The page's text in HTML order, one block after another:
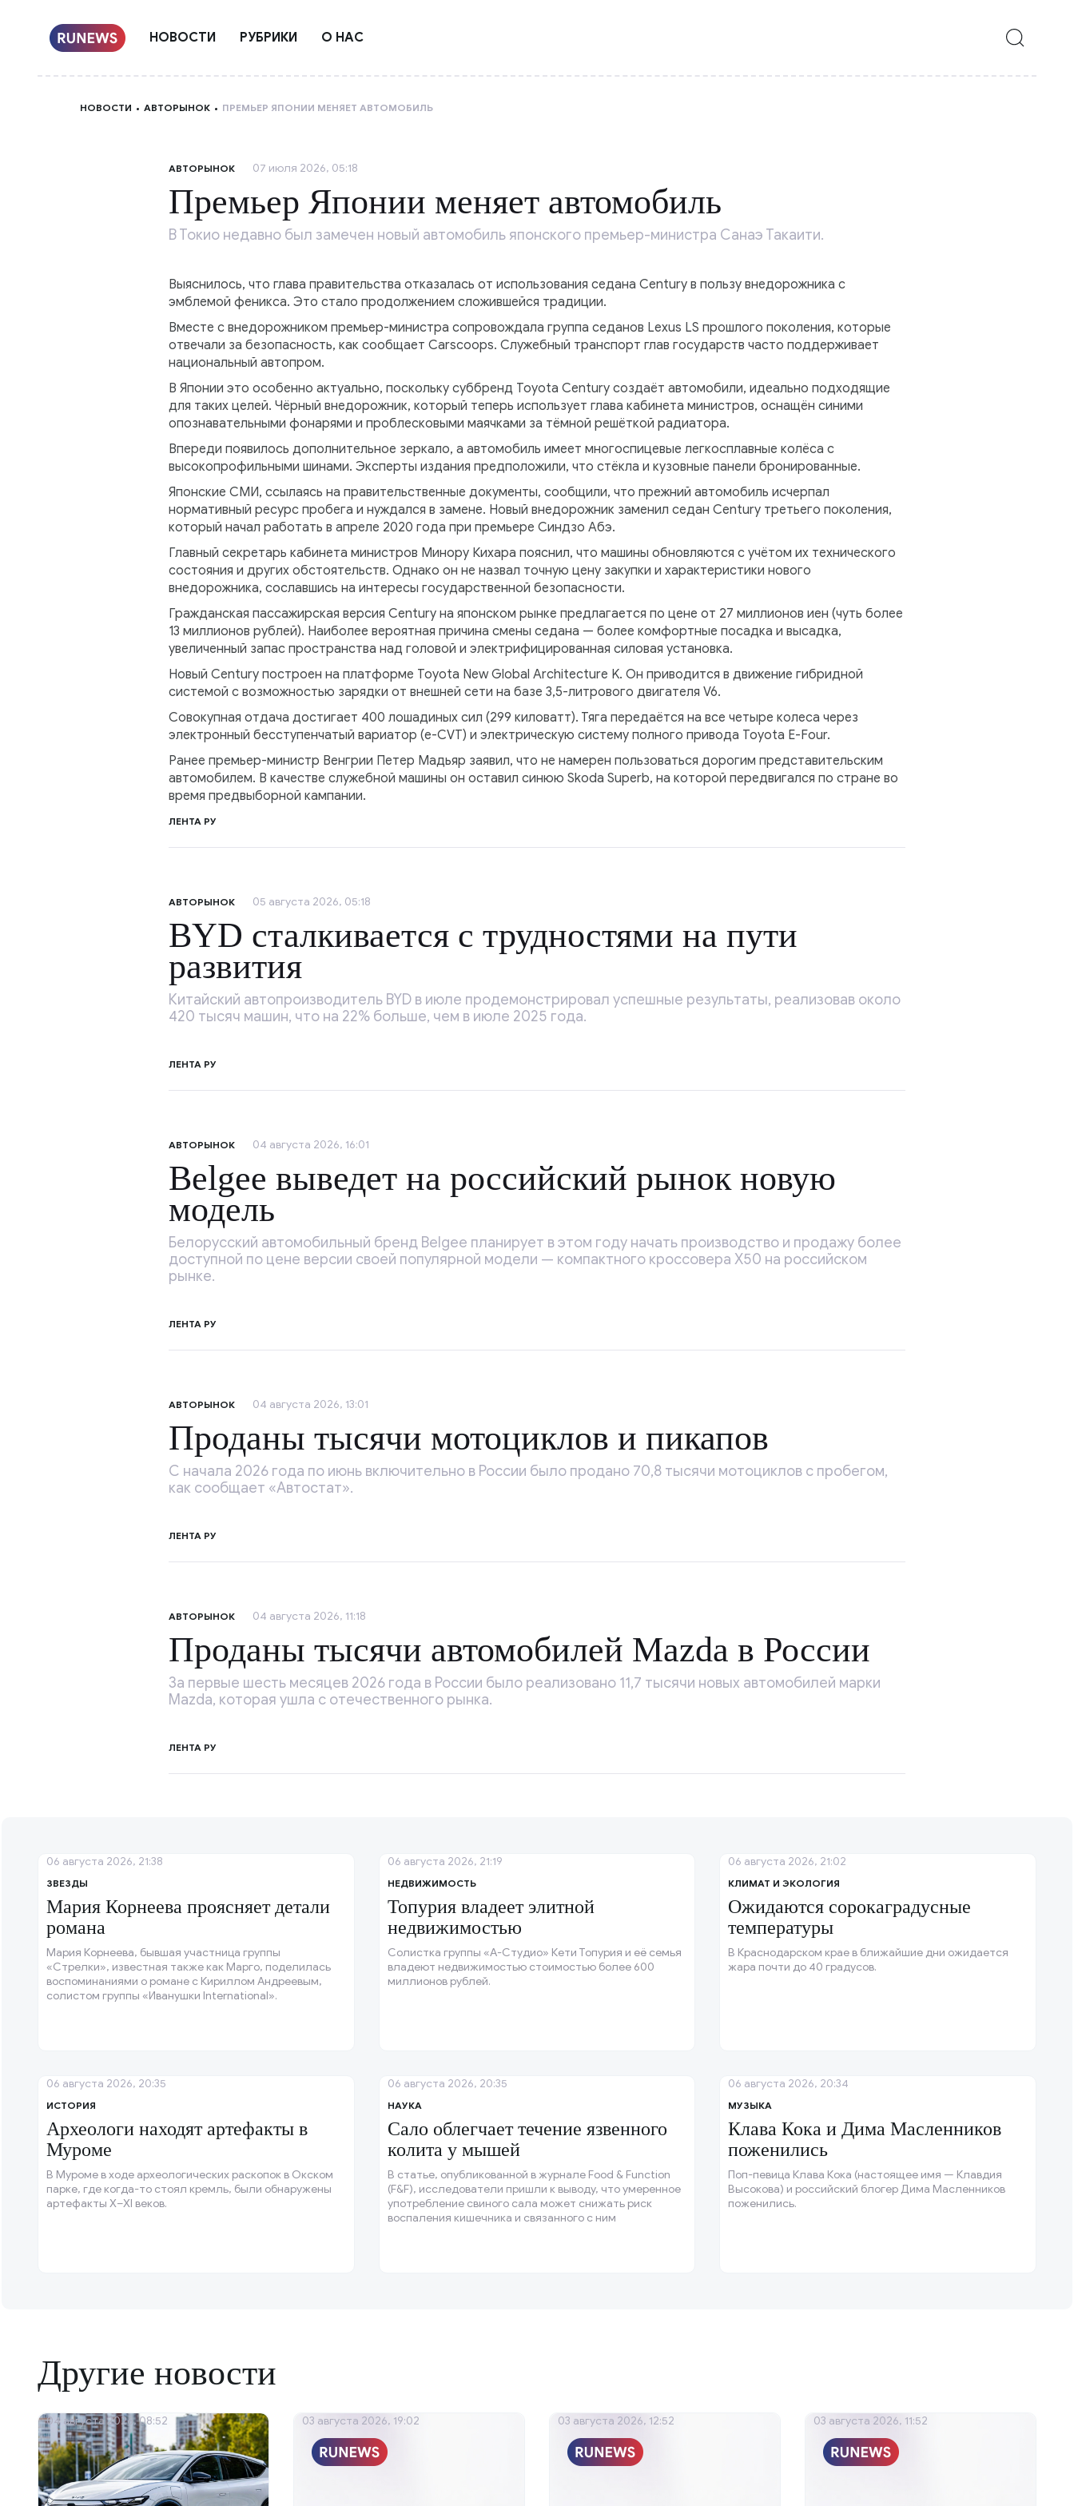
НОВОСТИ РУБРИКИ О НАС
НОВОСТИ АВТОРЫНОК ПРЕМЬЕР ЯПОНИИ МЕНЯЕТ АВТОМОБИЛЬ
АВТОРЫНОК 07 июля 2026, 05:18
Премьер Японии меняет автомобиль
В Токио недавно был замечен новый автомобиль японского премьер-министра Санаэ Такаити.
Выяснилось, что глава правительства отказалась от использования седана Century в пользу внедорожника с
эмблемой феникса. Это стало продолжением сложившейся традиции.
Вместе с внедорожником премьер-министра сопровождала группа седанов Lexus LS прошлого поколения, которые
отвечали за безопасность, как сообщает Carscoops. Служебный транспорт глав государств часто поддерживает
национальный автопром.
В Японии это особенно актуально, поскольку суббренд Toyota Century создаёт автомобили, идеально подходящие
для таких целей. Чёрный внедорожник, который теперь использует глава кабинета министров, оснащён синими
опознавательными фонарями и проблесковыми маячками за тёмной решёткой радиатора.
Впереди появилось дополнительное зеркало, а автомобиль имеет многоспицевые легкосплавные колёса с
высокопрофильными шинами. Эксперты издания предположили, что стёкла и кузовные панели бронированные.
Японские СМИ, ссылаясь на правительственные документы, сообщили, что прежний автомобиль исчерпал
нормативный ресурс пробега и нуждался в замене. Новый внедорожник заменил седан Century третьего поколения,
который начал работать в апреле 2020 года при премьере Синдзо Абэ.
Главный секретарь кабинета министров Минору Кихара пояснил, что машины обновляются с учётом их технического
состояния и других обстоятельств. Однако он не назвал точную цену закупки и характеристики нового
внедорожника, сославшись на интересы государственной безопасности.
Гражданская пассажирская версия Century на японском рынке предлагается по цене от 27 миллионов иен (чуть более
13 миллионов рублей). Наиболее вероятная причина смены седана — более комфортные посадка и высадка,
увеличенный запас пространства над головой и электрифицированная силовая установка.
Новый Century построен на платформе Toyota New Global Architecture K. Он приводится в движение гибридной
системой с возможностью зарядки от внешней сети на базе 3,5-литрового двигателя V6.
Совокупная отдача достигает 400 лошадиных сил (299 киловатт). Тяга передаётся на все четыре колеса через
электронный бесступенчатый вариатор (e-CVT) и электрическую систему полного привода Toyota E-Four.
Ранее премьер-министр Венгрии Петер Мадьяр заявил, что не намерен пользоваться дорогим представительским
автомобилем. В качестве служебной машины он оставил синюю Skoda Superb, на которой передвигался по стране во
время предвыборной кампании.
ЛЕНТА РУ
АВТОРЫНОК 05 августа 2026, 05:18
BYD сталкивается с трудностями на пути
развития
Китайский автопроизводитель BYD в июле продемонстрировал успешные результаты, реализовав около
420 тысяч машин, что на 22% больше, чем в июле 2025 года.
ЛЕНТА РУ
АВТОРЫНОК 04 августа 2026, 16:01
Belgee выведет на российский рынок новую
модель
Белорусский автомобильный бренд Belgee планирует в этом году начать производство и продажу более
доступной по цене версии своей популярной модели — компактного кроссовера X50 на российском
рынке.
ЛЕНТА РУ
АВТОРЫНОК 04 августа 2026, 13:01
Проданы тысячи мотоциклов и пикапов
С начала 2026 года по июнь включительно в России было продано 70,8 тысячи мотоциклов с пробегом,
как сообщает «Автостат».
ЛЕНТА РУ
АВТОРЫНОК 04 августа 2026, 11:18
Проданы тысячи автомобилей Mazda в России
За первые шесть месяцев 2026 года в России было реализовано 11,7 тысячи новых автомобилей марки
Mazda, которая ушла с отечественного рынка.
ЛЕНТА РУ
ЗВЕЗДЫ
Мария Корнеева проясняет детали
романа
Мария Корнеева, бывшая участница группы
«Стрелки», известная также как Марго, поделилась
воспоминаниями о романе с Кириллом Андреевым,
солистом группы «Иванушки International».
06 августа 2026, 21:38
НЕДВИЖИМОСТЬ
Топурия владеет элитной
недвижимостью
Солистка группы «А-Студио» Кети Топурия и её семья
владеют недвижимостью стоимостью более 600
миллионов рублей.
06 августа 2026, 21:19
КЛИМАТ И ЭКОЛОГИЯ
Ожидаются сорокаградусные
температуры
В Краснодарском крае в ближайшие дни ожидается
жара почти до 40 градусов.
06 августа 2026, 21:02
ИСТОРИЯ
Археологи находят артефакты в
Муроме
В Муроме в ходе археологических раскопок в Окском
парке, где когда-то стоял кремль, были обнаружены
артефакты X–XI веков.
06 августа 2026, 20:35
НАУКА
Сало облегчает течение язвенного
колита у мышей
В статье, опубликованной в журнале Food & Function
(F&F), исследователи пришли к выводу, что умеренное
употребление свиного сала может снижать риск
воспаления кишечника и связанного с ним
06 августа 2026, 20:35
МУЗЫКА
Клава Кока и Дима Масленников
поженились
Поп-певица Клава Кока (настоящее имя — Клавдия
Высокова) и российский блогер Дима Масленников
поженились.
06 августа 2026, 20:34
Другие новости
04 августа 2026, 08:52 03 августа 2026, 19:02 03 августа 2026, 12:52 03 августа 2026, 11:52